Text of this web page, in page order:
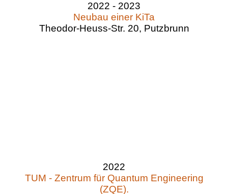
2022 - 2023
Neubau einer KiTa
Theodor-Heuss-Str. 20, Putzbrunn
2022
TUM - Zentrum für Quantum Engineering
(ZQE).